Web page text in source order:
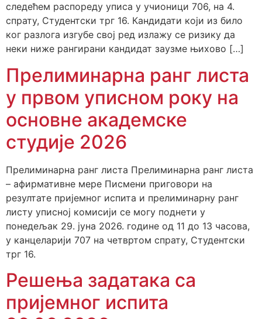
следећем распореду уписа у учионици 706, на 4.
спрату, Студентски трг 16. Кандидати који из било
ког разлога изгубе свој ред излажу се ризику да
неки ниже рангирани кандидат заузме њихово […]
Прелиминарна ранг листа
у првом уписном року на
основне академске
студије 2026
Прелиминарна ранг листа Прелиминарна ранг листа
– афирмативне мере Писмени приговори на
резултате пријемног испита и прелиминарну ранг
листу уписној комисији се могу поднети у
понедељак 29. јуна 2026. године од 11 до 13 часова,
у канцеларији 707 на четвртом спрату, Студентски
трг 16.
Решења задатака са
пријемног испита